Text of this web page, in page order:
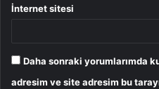
İnternet sitesi
Daha sonraki yorumlarımda
adresim ve site adresim bu